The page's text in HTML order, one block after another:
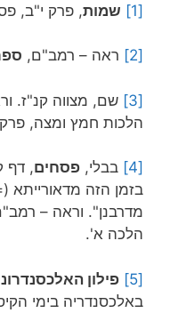
[1] שמות, פרק י"ב,
[2] ראה – רמב"ם,
[3] שם, מצווה קנ"ז.
הלכות חמץ ומצה,
[4] בבלי, פסחים, דף
בזמן הזה מדאורייתא
מדרבנן". וראה –
הלכה א'.
[5] פילון
באלכסנדריה בימי